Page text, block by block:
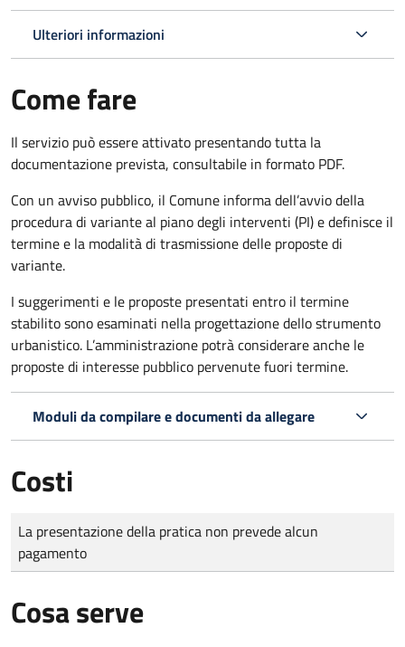
Ulteriori informazioni
Come fare
Il servizio può essere attivato presentando tutta la
documentazione prevista, consultabile in formato PDF.
Con un avviso pubblico, il Comune informa dell’avvio della
procedura di variante al piano degli interventi (PI) e definisce il
termine e la modalità di trasmissione delle proposte di
variante.
I suggerimenti e le proposte presentati entro il termine
stabilito sono esaminati nella progettazione dello strumento
urbanistico. L’amministrazione potrà considerare anche le
proposte di interesse pubblico pervenute fuori termine.
Moduli da compilare e documenti da allegare
Costi
Tipo di pagamento
Importo
La presentazione della pratica non prevede alcun
pagamento
Cosa serve